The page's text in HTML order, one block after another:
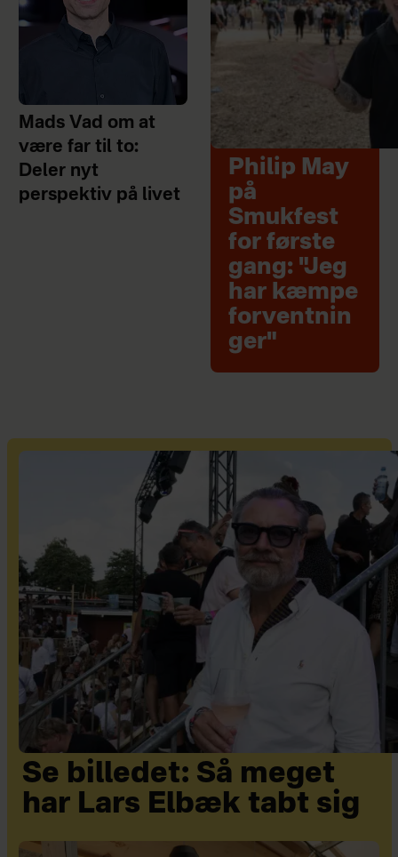
Mads Vad om at
være far til to:
Deler nyt
perspektiv på livet
Philip May
på
Smukfest
for første
gang: "Jeg
har kæmpe
forventnin
ger"
Se billedet: Så meget
har Lars Elbæk tabt sig